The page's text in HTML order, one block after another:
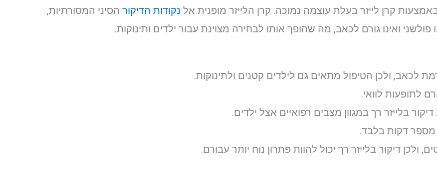
קרן לייזר בעלת עוצמה נמוכה. קרן הלייזר מופנית אל נקודות הדיקור הסיני המסורתיות,
ואינו גורם לכאב, מה שהופך אותו לבחירה מצוינת עבור ילדים ותינוקות.
לכאב, ולכן הטיפול מתאים גם לילדים קטנים ולתינוקות.
לתופעות לוואי.
בלייזר רך במגוון מצבים רפואיים אצל ילדים.
מספר דקות בלבד.
ולכן דיקור בלייזר רך יכול להוות פתרון נוח יותר עבורם.